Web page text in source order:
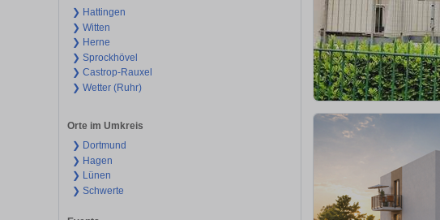
❯ Hattingen
❯ Witten
❯ Herne
❯ Sprockhövel
❯ Castrop-Rauxel
❯ Wetter (Ruhr)
Orte im Umkreis
❯ Dortmund
❯ Hagen
❯ Lünen
❯ Schwerte